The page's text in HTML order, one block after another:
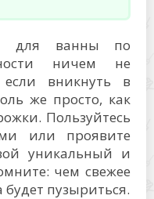
для ванны по
ничем не
вникнуть в
же просто, как
Пользуйтесь
или проявите
уникальный и
чем свежее
пузыриться.